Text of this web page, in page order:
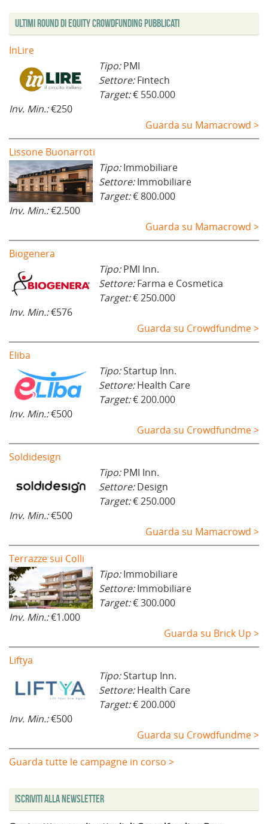
Ultimi Round di Equity Crowdfunding Pubblicati
InLire
Tipo:PMI
Settore:Fintech
Target:€ 550.000
Inv. Min.:€250
Guarda su Mamacrowd >
Lissone Buonarroti
Tipo:Immobiliare
Settore:Immobiliare
Target:€ 800.000
Inv. Min.:€2.500
Guarda su Mamacrowd >
Biogenera
Tipo:PMI Inn.
Settore:Farma e Cosmetica
Target:€ 250.000
Inv. Min.:€576
Guarda su Crowdfundme >
Eliba
Tipo:Startup Inn.
Settore:Health Care
Target:€ 200.000
Inv. Min.:€500
Guarda su Crowdfundme >
Soldidesign
Tipo:PMI Inn.
Settore:Design
Target:€ 250.000
Inv. Min.:€500
Guarda su Mamacrowd >
Terrazze sui Colli
Tipo:Immobiliare
Settore:Immobiliare
Target:€ 300.000
Inv. Min.:€1.000
Guarda su Brick Up >
Liftya
Tipo:Startup Inn.
Settore:Health Care
Target:€ 200.000
Inv. Min.:€500
Guarda su Crowdfundme >
Guarda tutte le campagne in corso >
Iscriviti alla Newsletter